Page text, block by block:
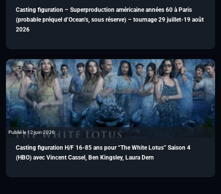
Casting figuration – Superproduction américaine années 60 à Paris
(probable préquel d’Ocean’s, sous réserve) – tournage 29 juillet-19 août
2026
Publié le 12 juin 2026
Casting figuration H/F 16-85 ans pour “The White Lotus” Saison 4
(HBO) avec Vincent Cassel, Ben Kingsley, Laura Dern